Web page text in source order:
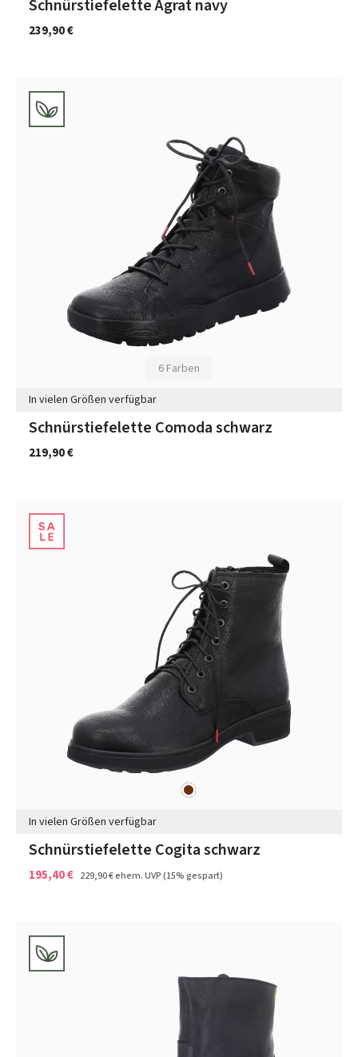
Schnürstiefelette Agrat navy
239,90 €
6 Farben
In vielen Größen verfügbar
Schnürstiefelette Comoda schwarz
219,90 €
braun
In vielen Größen verfügbar
Schnürstiefelette Cogita schwarz
195,40 € 229,90 €ehem. UVP(15% gespart)